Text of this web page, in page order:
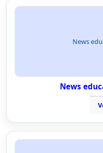
News
News